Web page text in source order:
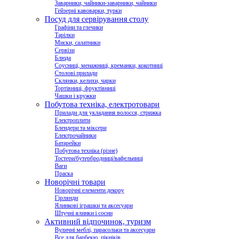
Заварники, чайники-заварники, чайники
Гейзерні кавоварки, турки
Посуд для сервірування столу
Графіни та глечики
Тарілки
Миски, салатники
Сервізи
Блюда
Соусниці, менажниці, креманки, кокотниці
Столові прилади
Склянки, келихи, чарки
Тортівниці, фруктівниці
Чашки і кружки
Побутова техніка, електротовари
Прилади для укладання волосся, стрижка
Електроплити
Блендери та міксери
Електрочайники
Батарейки
Побутова техніка (різне)
Тостери/бутербродниці/вафельниці
Ваги
Праска
Новорічні товари
Новорічні елементи декору
Гірлянди
Ялинкові іграшки та аксесуари
Штучні ялинки і сосни
Активний відпочинок, туризм
Вуличні меблі, парасольки та аксесуари
Все для барбекю, пікніків